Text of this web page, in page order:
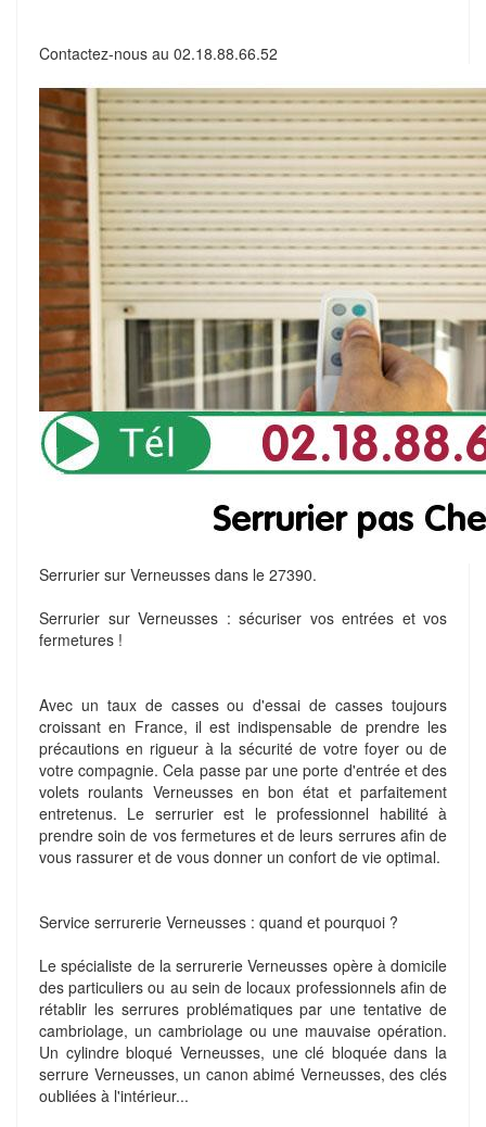
Contactez-nous au 02.18.88.66.52
Serrurier sur Verneusses dans le 27390.
Serrurier sur Verneusses : sécuriser vos entrées et vos
fermetures !
Avec un taux de casses ou d'essai de casses toujours
croissant en France, il est indispensable de prendre les
précautions en rigueur à la sécurité de votre foyer ou de
votre compagnie. Cela passe par une porte d'entrée et des
volets roulants Verneusses en bon état et parfaitement
entretenus. Le serrurier est le professionnel habilité à
prendre soin de vos fermetures et de leurs serrures afin de
vous rassurer et de vous donner un confort de vie optimal.
Service serrurerie Verneusses : quand et pourquoi ?
Le spécialiste de la serrurerie Verneusses opère à domicile
des particuliers ou au sein de locaux professionnels afin de
rétablir les serrures problématiques par une tentative de
cambriolage, un cambriolage ou une mauvaise opération.
Un cylindre bloqué Verneusses, une clé bloquée dans la
serrure Verneusses, un canon abimé Verneusses, des clés
oubliées à l'intérieur...